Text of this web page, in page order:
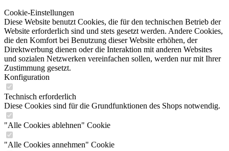
Cookie-Einstellungen
Diese Website benutzt Cookies, die für den technischen Betrieb der
Website erforderlich sind und stets gesetzt werden. Andere Cookies,
die den Komfort bei Benutzung dieser Website erhöhen, der
Direktwerbung dienen oder die Interaktion mit anderen Websites
und sozialen Netzwerken vereinfachen sollen, werden nur mit Ihrer
Zustimmung gesetzt.
Konfiguration
Technisch erforderlich
Diese Cookies sind für die Grundfunktionen des Shops notwendig.
"Alle Cookies ablehnen" Cookie
"Alle Cookies annehmen" Cookie